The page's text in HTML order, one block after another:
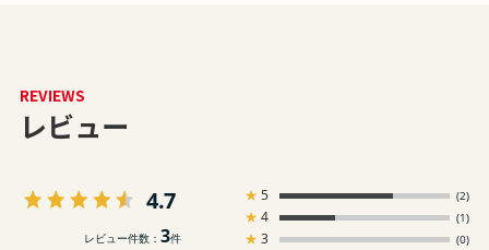
REVIEWS
レビュー
4.7
レビュー件数： 3件
★ 5 (2)
★ 4 (1)
★ 3 (0)